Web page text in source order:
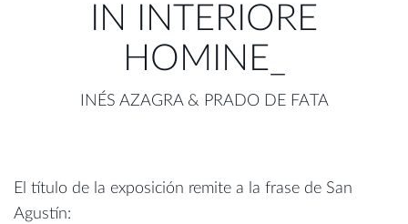
IN INTERIORE
HOMINE_
INÉS AZAGRA & PRADO DE FATA
El título de la exposición remite a la frase de San
Agustín: